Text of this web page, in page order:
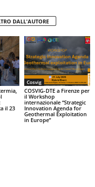
DALL'AUTORE
il 23
Cosvig
COSVIG-DTE a Firenze per
il Workshop
internazionale “Strategic
Innovation Agenda for
Geothermal Exploitation
in Europe”